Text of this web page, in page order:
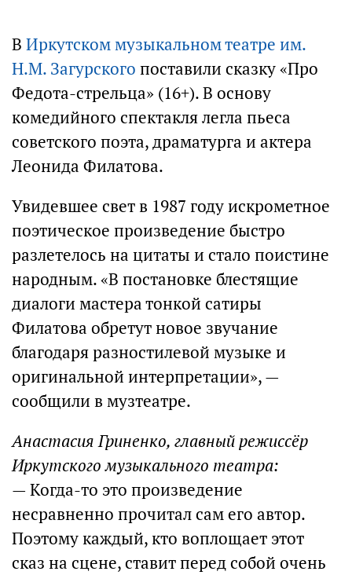
В Иркутском музыкальном театре им.
Н.М. Загурского поставили сказку «Про
Федота-стрельца» (16+). В основу
комедийного спектакля легла пьеса
советского поэта, драматурга и актера
Леонида Филатова.
Увидевшее свет в 1987 году искрометное
поэтическое произведение быстро
разлетелось на цитаты и стало поистине
народным. «В постановке блестящие
диалоги мастера тонкой сатиры
Филатова обретут новое звучание
благодаря разностилевой музыке и
оригинальной интерпретации», —
сообщили в музтеатре.
Анастасия Гриненко, главный режиссёр
Иркутского музыкального театра:
— Когда-то это произведение
несравненно прочитал сам его автор.
Поэтому каждый, кто воплощает этот
сказ на сцене, ставит перед собой очень